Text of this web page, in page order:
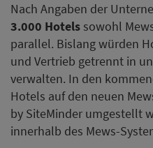
Nach Angaben der
3.000 Hotels sowohl
parallel. Bislang würden
und Vertrieb getrennt in
verwalten. In den
Hotels auf den neuen
by SiteMinder umgestellt
innerhalb des Mews-